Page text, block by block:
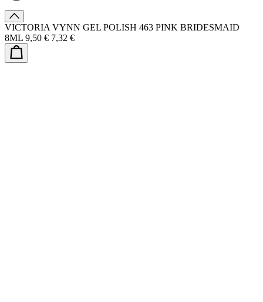
VICTORIA VYNN GEL POLISH 463 PINK BRIDESMAID
8ML 9,50 € 7,32 €